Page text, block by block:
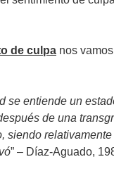
de culpa nos
se entiende un
de una
siendo
” – Díaz-Aguado,